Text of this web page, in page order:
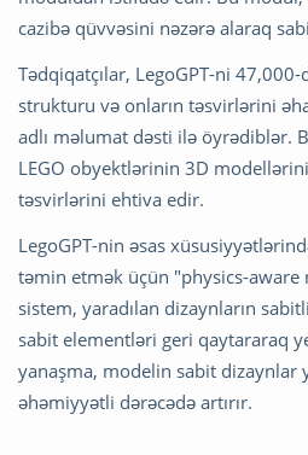
cazibə qüvvəsini nəzərə alaraq
Tədqiqatçılar, LegoGPT-ni 47,000-
strukturu və onların təsvirlərini
adlı məlumat dəsti ilə öyrədiblər.
LEGO obyektlərinin 3D
təsvirlərini ehtiva edir.
LegoGPT-nin əsas
təmin etmək üçün "physics-
sistem, yaradılan dizaynların
sabit elementləri geri qaytararaq
yanaşma, modelin sabit dizaynlar
əhəmiyyətli dərəcədə artırır.